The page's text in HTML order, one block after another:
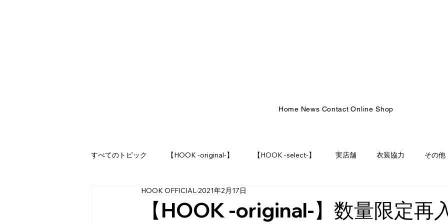
Home News Contact Online Shop
すべてのトピック 【HOOK -original-】 【HOOK -select-】 実店舗 衣装協力 その他
【HOOK -original-】数量限定再
HOOK OFFICIAL2021年2月17日